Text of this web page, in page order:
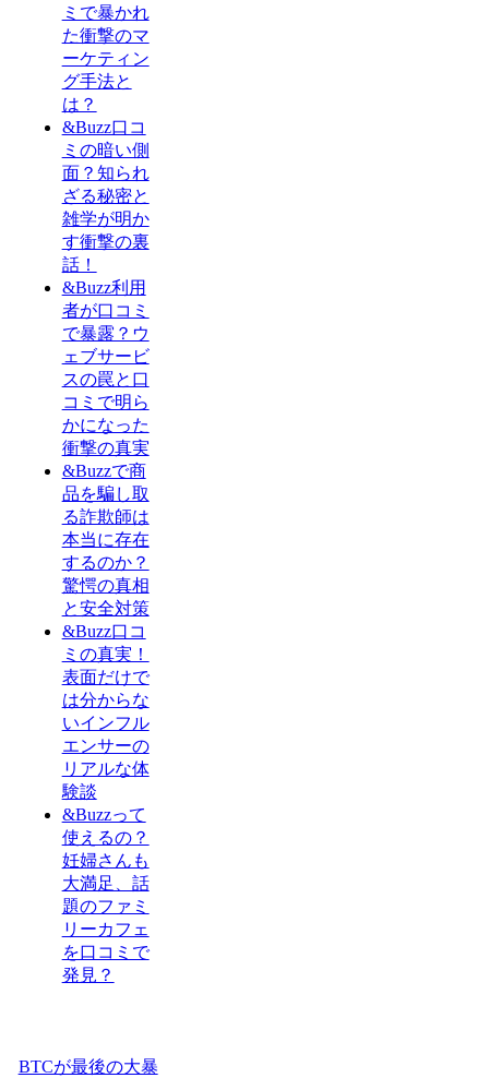
ミで暴かれ
た衝撃のマ
ーケティン
グ手法と
は？
&Buzz口コ
ミの暗い側
面？知られ
ざる秘密と
雑学が明か
す衝撃の裏
話！
&Buzz利用
者が口コミ
で暴露？ウ
ェブサービ
スの罠と口
コミで明ら
かになった
衝撃の真実
&Buzzで商
品を騙し取
る詐欺師は
本当に存在
するのか？
驚愕の真相
と安全対策
&Buzz口コ
ミの真実！
表面だけで
は分からな
いインフル
エンサーの
リアルな体
験談
&Buzzって
使えるの？
妊婦さんも
大満足、話
題のファミ
リーカフェ
を口コミで
発見？
BTCが最後の大暴